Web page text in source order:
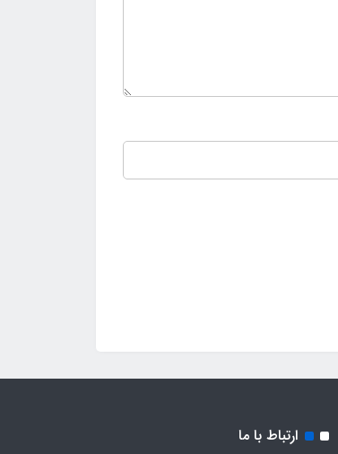
ارتباط با ما